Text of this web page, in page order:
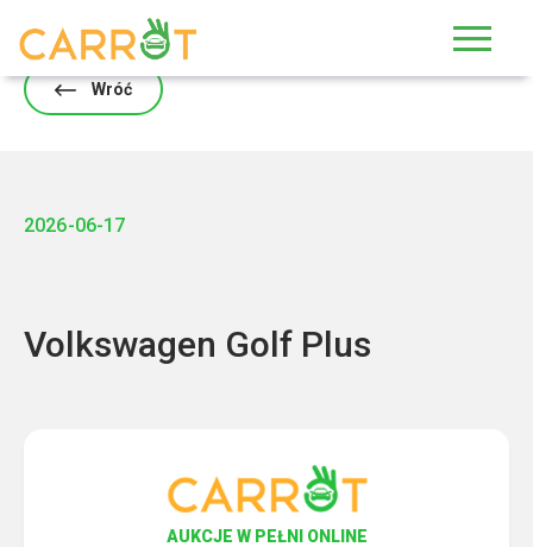
Wróć
2026-06-17
Volkswagen Golf Plus
AUKCJE W PEŁNI ONLINE